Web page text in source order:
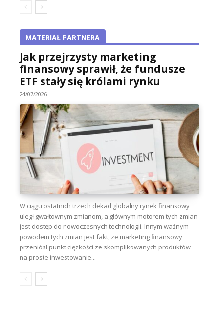
MATERIAŁ PARTNERA
Jak przejrzysty marketing
finansowy sprawił, że fundusze
ETF stały się królami rynku
24/07/2026
W ciągu ostatnich trzech dekad globalny rynek finansowy
uległ gwałtownym zmianom, a głównym motorem tych zmian
jest dostęp do nowoczesnych technologii. Innym ważnym
powodem tych zmian jest fakt, że marketing finansowy
przeniósł punkt ciężkości ze skomplikowanych produktów
na proste inwestowanie...